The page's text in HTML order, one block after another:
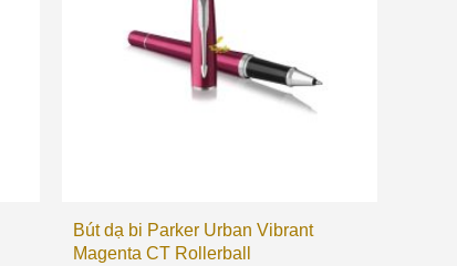
Bút dạ bi Parker Urban Vibrant
Magenta CT Rollerball